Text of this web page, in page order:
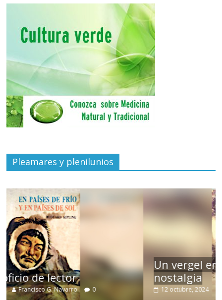
Pleamares y plenilunios
Un vergel en las nieblas de la
nostalgia
12 octubre, 2024 Francisco G. Navarro 0